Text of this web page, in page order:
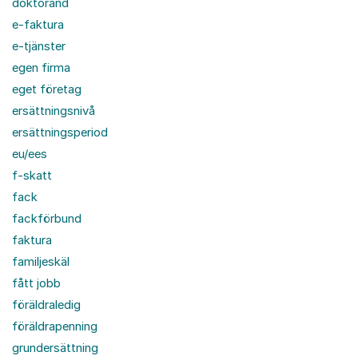
doktorand
e-faktura
e-tjänster
egen firma
eget företag
ersättningsnivå
ersättningsperiod
eu/ees
f-skatt
fack
fackförbund
faktura
familjeskäl
fått jobb
föräldraledig
föräldrapenning
grundersättning